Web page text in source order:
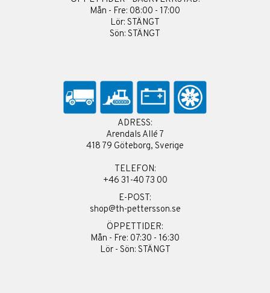
Mån - Fre: 08:00 - 17:00
Lör: STÄNGT
Sön: STÄNGT
ADRESS:
Arendals Allé 7
418 79 Göteborg, Sverige
TELEFON:
+46 31-40 73 00
E-POST:
shop@th-pettersson.se
ÖPPETTIDER:
Mån - Fre: 07:30 - 16:30
Lör - Sön: STÄNGT